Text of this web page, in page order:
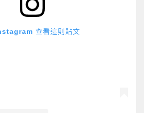
查看這則貼文